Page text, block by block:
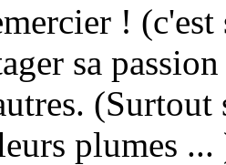
!
sa
(Surtout
plumes ...